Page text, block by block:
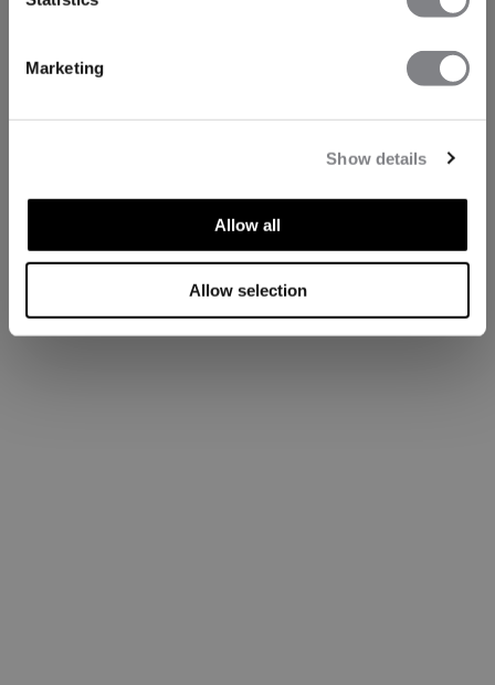
Marketing
Show details
Allow all
Allow selection